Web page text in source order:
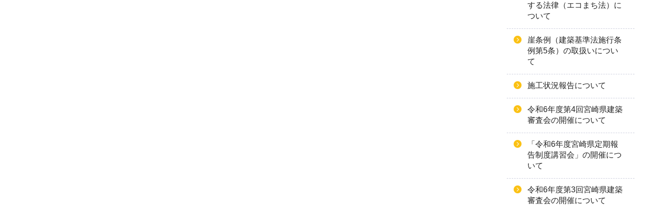
する法律（エコまち法）に
ついて
崖条例（建築基準法施行条
例第5条）の取扱いについ
て
施工状況報告について
令和6年度第4回宮崎県建築
審査会の開催について
「令和6年度宮崎県定期報
告制度講習会」の開催につ
いて
令和6年度第3回宮崎県建築
審査会の開催について